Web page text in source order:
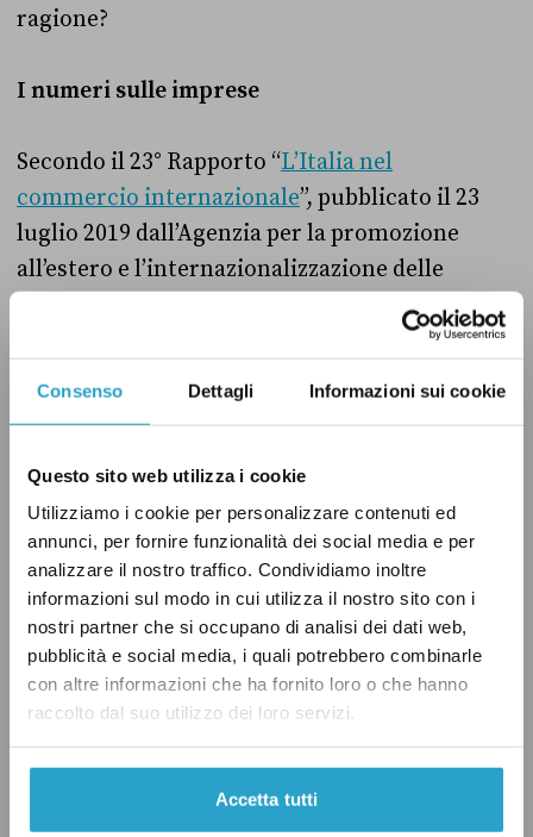
Consenso Dettagli Informazioni sui cookie
Questo sito web utilizza i cookie
Utilizziamo i cookie per personalizzare contenuti ed
annunci, per fornire funzionalità dei social media e per
analizzare il nostro traffico. Condividiamo inoltre
informazioni sul modo in cui utilizza il nostro sito con i
nostri partner che si occupano di analisi dei dati web,
pubblicità e social media, i quali potrebbero combinarle
con altre informazioni che ha fornito loro o che hanno
raccolto dal suo utilizzo dei loro servizi.
Accetta tutti
ragione?
I numeri sulle imprese
Secondo il 23° Rapporto “L’Italia nel
commercio internazionale”, pubblicato il 23
luglio 2019 dall’Agenzia per la promozione
all’estero e l’internazionalizzazione delle
), nel 2017 (dato più
aggiornato su rilevazioni Istat) le imprese
riportano che nel 2017 in Italia
4.365.625 imprese. Ciò significa che solamente
il 2,9 per cento di aziende italiane partecipava
al business delle esportazioni. Di Stefano
sembra dunque sovrastimare di poco il
numero di imprese italiane coinvolte
nell’export («4 per cento»), ma c’è un “ma”.
Comeriportalo studio dell’Ice, a partire dal 1°
gennaio 2018 è stata modificata la metodologia